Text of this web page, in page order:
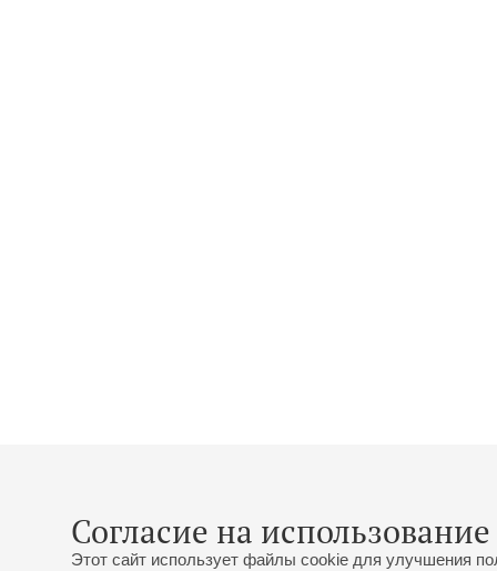
Согласие на
Этот сайт использует файлы cookie для улучшения